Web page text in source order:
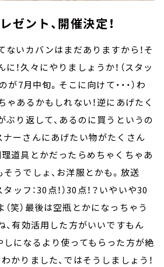
ゼント、開催決定！
ないカバンはまだありますから！そ
！久々にやりましょうか！（スタッ
7月中旬。そこに向けて・・・）わ
ゃあるかもしれない！逆にあげたく
ぶり返して、あるのに買うというの
ナーさんにあげたい物がたくさん
理道具とかだったらめちゃくちゃあ
うでしょ、お洋服とかも。放送
ッフ：30点！）30点！？いやいや30
笑）最後は空瓶とかになっちゃう
、有効活用した方がいいですもん
しになるより使ってもらった方が絶
かりました、ではそうしましょう！